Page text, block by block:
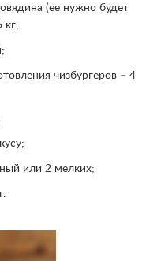
(ее нужно будет
кг;
чизбургеров – 4
или 2 мелких;